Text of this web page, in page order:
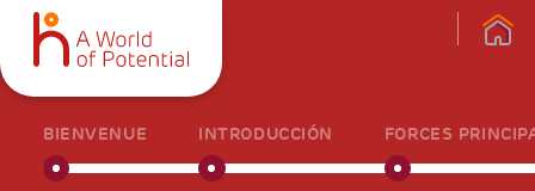
BIENVENUE INTRODUCCIÓN FORCES